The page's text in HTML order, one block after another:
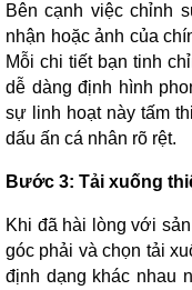
Bên cạnh việc chỉnh
nhận hoặc ảnh của
Mỗi chi tiết bạn tinh
dễ dàng định hình
sự linh hoạt này tấm
dấu ấn cá nhân rõ rệt.
Bước 3: Tải xuống
Khi đã hài lòng với
góc phải và chọn tải
định dạng khác nhau